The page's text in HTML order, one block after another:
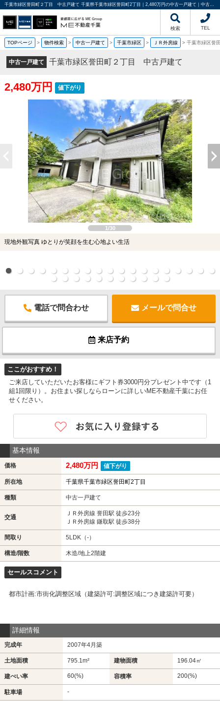
千葉市緑区誉田町２丁目 中古戸建て 千葉県千葉市緑区誉田町2丁目｜2,480万円の中古一戸建て｜中古住宅や中古物件情報｜ME不動産千葉
検索 TEL
TOPページ > 物件検索 > 中古一戸建て > 千葉市緑区 > ＪＲ外房線 > 千葉市緑区誉
中古一戸建て 千葉市緑区誉田町２丁目 中古戸建て
2,480万円 値下がり
1/30
現地外観写真 ゆとりが笑顔を生む心地よい生活
電話で問合わせ メールで問合せ
来店予約
ここがおすすめ！
ご来店していただいたお客様にギフト券3000円分プレゼント中です（1
組1回限り）。お住まい探しならローンに詳しいME不動産千葉にお任
せください。
基本情報
価格 2,480万円 値下がり
所在地 千葉県千葉市緑区誉田町2丁目
種類 中古一戸建て
交通
ＪＲ外房線 誉田駅 徒歩23分
ＪＲ外房線 鎌取駅 徒歩38分
間取り 5LDK（-）
構造/階数 木造/地上2階建
セールスコメント
都市計画:市街化調整区域（建築許可:調整区域につき建築許可要）
詳細情報
完成年 2007年4月築
土地面積 795.1m² 建物面積 196.04㎡
建ぺい率 60(%) 容積率 200(%)
駐車場 -